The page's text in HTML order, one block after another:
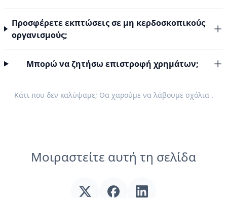
Προσφέρετε εκπτώσεις σε μη κερδοσκοπικούς
οργανισμούς;
Μπορώ να ζητήσω επιστροφή χρημάτων;
Κάτι που δεν καλύψαμε; Θα χαρούμε να λάβουμε σχόλια.
Μοιραστείτε αυτή τη σελίδα